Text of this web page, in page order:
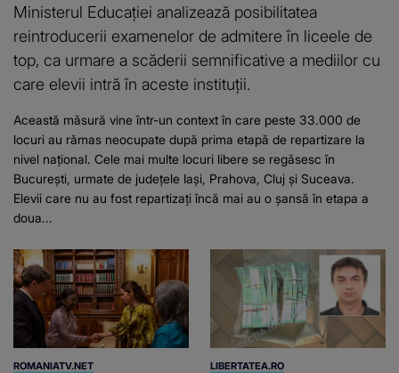
Ministerul Educației analizează posibilitatea
reintroducerii examenelor de admitere în liceele de
top, ca urmare a scăderii semnificative a mediilor cu
care elevii intră în aceste instituții.
Această măsură vine într-un context în care peste 33.000 de
locuri au rămas neocupate după prima etapă de repartizare la
nivel național. Cele mai multe locuri libere se regăsesc în
București, urmate de județele Iași, Prahova, Cluj și Suceava.
Elevii care nu au fost repartizați încă mai au o șansă în etapa a
doua...
ROMANIATV.NET LIBERTATEA.RO